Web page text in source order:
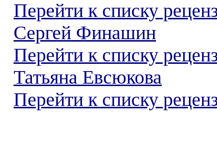
Перейти к списку
Сергей Финашин
Перейти к списку
Татьяна Евсюкова
Перейти к списку